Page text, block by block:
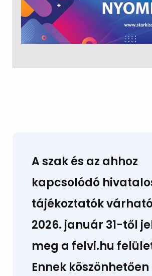
A szak és az ahhoz
kapcsolódó
tájékoztatók
2026. január 31-től
meg a felvi.hu
Ennek köszönhetően